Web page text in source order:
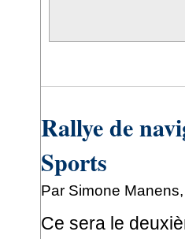
Rallye de
Sports
Par Simone
Ce sera le